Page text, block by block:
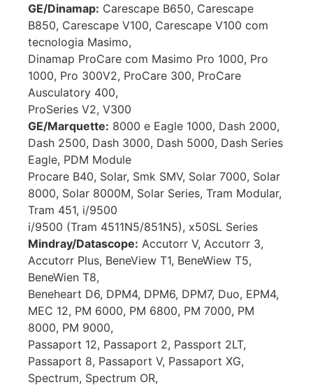
GE/Dinamap: Carescape B650, Carescape
B850, Carescape V100, Carescape V100 com
tecnologia Masimo,
Dinamap ProCare com Masimo Pro 1000, Pro
1000, Pro 300V2, ProCare 300, ProCare
Ausculatory 400,
ProSeries V2, V300
GE/Marquette: 8000 e Eagle 1000, Dash 2000,
Dash 2500, Dash 3000, Dash 5000, Dash Series
Eagle, PDM Module
Procare B40, Solar, Smk SMV, Solar 7000, Solar
8000, Solar 8000M, Solar Series, Tram Modular,
Tram 451, i/9500
i/9500 (Tram 4511N5/851N5), x50SL Series
Mindray/Datascope: Accutorr V, Accutorr 3,
Accutorr Plus, BeneView T1, BeneWiew T5,
BeneWien T8,
Beneheart D6, DPM4, DPM6, DPM7, Duo, EPM4,
MEC 12, PM 6000, PM 6800, PM 7000, PM
8000, PM 9000,
Passaport 12, Passaport 2, Passport 2LT,
Passaport 8, Passaport V, Passaport XG,
Spectrum, Spectrum OR,